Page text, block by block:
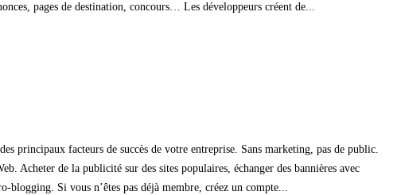
pages de destination, concours… Les développeurs créent de...
principaux facteurs de succès de votre entreprise. Sans marketing, pas de public.
Acheter de la publicité sur des sites populaires, échanger des bannières avec
Si vous n’êtes pas déjà membre, créez un compte...